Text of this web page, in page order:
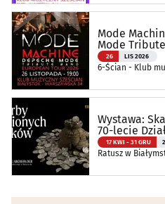
Mode
Mode
26 LIS 2026
6-Ścian - Klub
Wystawa:
70-lecie
Podlaskiego
17 KWI - 31 GRU
Ratusz w